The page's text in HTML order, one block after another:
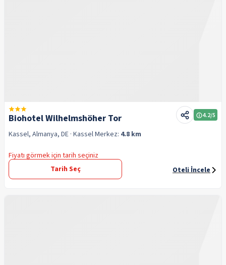
Biohotel Wilhelmshöher Tor 4.2/5
Kassel, Almanya, DE · KasselMerkez: 4.8 km
Fiyatı görmek için tarih seçiniz
Tarih Seç
Oteli İncele